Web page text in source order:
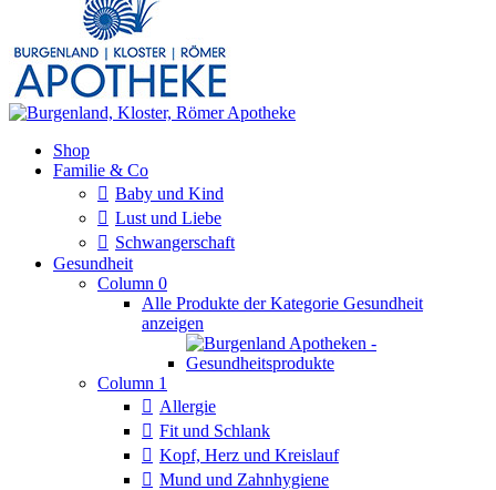
Shop
Familie & Co
Baby und Kind
Lust und Liebe
Schwangerschaft
Gesundheit
Column 0
Alle Produkte der Kategorie Gesundheit
anzeigen
Column 1
Allergie
Fit und Schlank
Kopf, Herz und Kreislauf
Mund und Zahnhygiene